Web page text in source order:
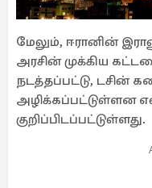
மேலும், ஈரானின்
அரசின் முக்கிய
நடத்தப்பட்டு, டசின்
அழிக்கப்பட்டுள்ளன
குறிப்பிடப்பட்டுள்ளது.